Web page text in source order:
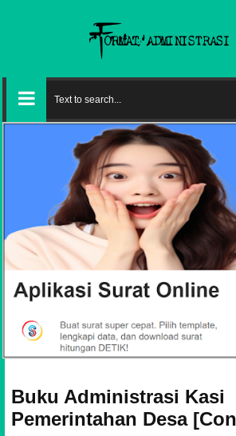
Buku Administrasi Kasi
Pemerintahan Desa